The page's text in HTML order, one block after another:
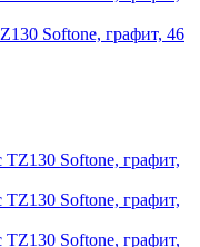
Softone, графит, 46